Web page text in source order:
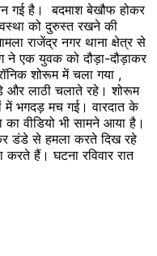
बन गई है। बदमाश बेखौफ होकर
को दुरुस्त रखने की
राजेंद्र नगर थाना क्षेत्र से
एक युवक को दौड़ा-दौड़ाकर
शोरूम में चला गया ,
और लाठी चलाते रहे। शोरूम
में भगदड़ मच गई। वारदात के
वीडियो भी सामने आया है।
डंडे से हमला करते दिख रहे
हैं। घटना रविवार रात